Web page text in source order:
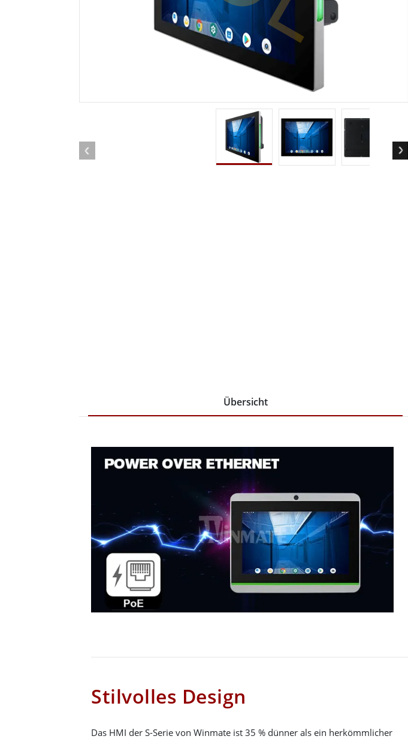
Android Fahrzeugmontierte Computer
Tablet für Fahrzeugmontierte
Funk-Gateway
Öl und Gas, ATEX-Klasse
Robustes Tablet in ATEX-Qualität
Robuster ATEX-Handheld
Übersicht
Stilvolles Design
Das HMI der S-Serie von Winmate ist 35 % dünner als ein herkömmlicher